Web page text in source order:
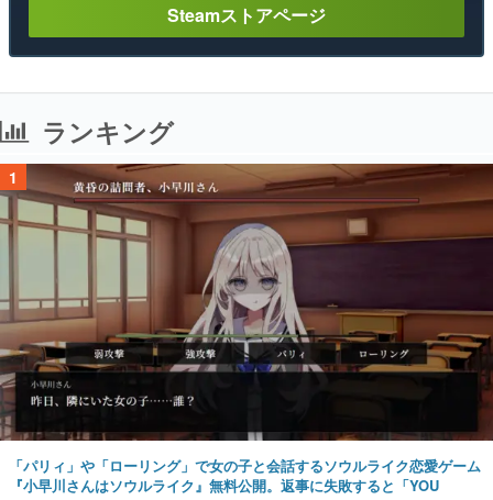
Steamストアページ
ランキング
1
「パリィ」や「ローリング」で女の子と会話するソウルライク恋愛ゲーム
『小早川さんはソウルライク』無料公開。返事に失敗すると「YOU